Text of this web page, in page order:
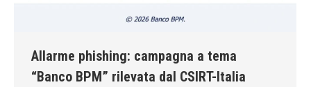
Allarme phishing: campagna a tema
“Banco BPM” rilevata dal CSIRT-Italia